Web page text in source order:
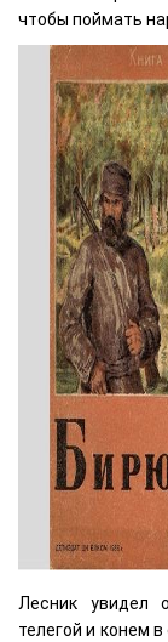
чтобы поймать
Лесник увидел
телегой и конем